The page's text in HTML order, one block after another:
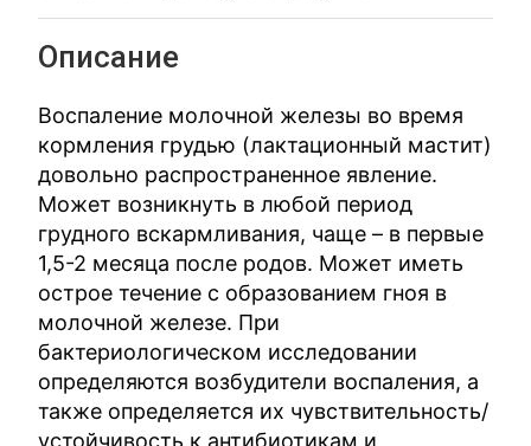
Описание
Воспаление молочной железы во время
кормления грудью (лактационный мастит)
довольно распространенное явление.
Может возникнуть в любой период
грудного вскармливания, чаще – в первые
1,5-2 месяца после родов. Может иметь
острое течение с образованием гноя в
молочной железе. При
бактериологическом исследовании
определяются возбудители воспаления, а
также определяется их чувствительность/
устойчивость к антибиотикам и